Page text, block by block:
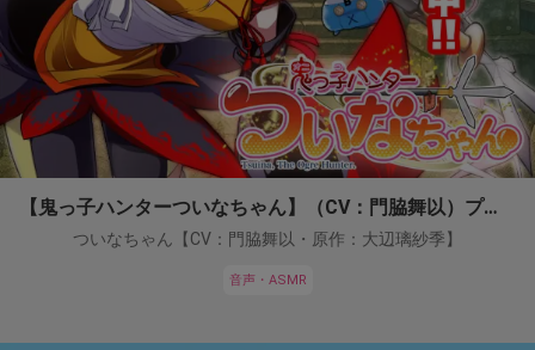
【鬼っ子ハンターついなちゃん】（CV：門脇舞以）プロジェクト！
ついなちゃん【CV：門脇舞以・原作：大辺璃紗季】
音声・ASMR